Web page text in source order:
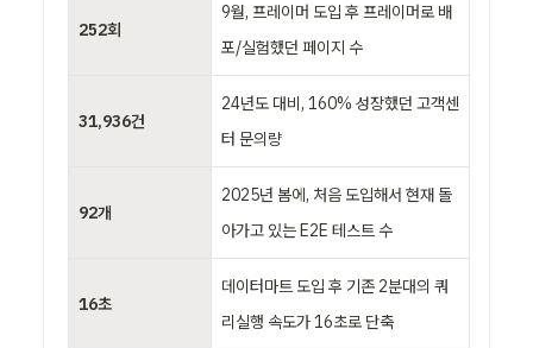
252회
9월, 프레이머 도입 후 프레이머로 배
포/실험했던 페이지 수
31,936건
24년도 대비, 160% 성장했던 고객센
터 문의량
92개
2025년 봄에, 처음 도입해서 현재 돌
아가고 있는 E2E 테스트 수
16초
데이터마트 도입 후 기존 2분대의 쿼
리실행 속도가 16초로 단축